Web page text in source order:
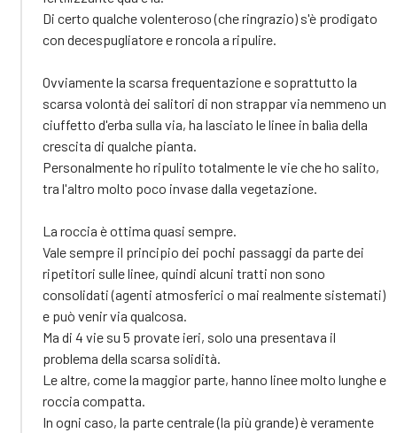
Di certo qualche volenteroso (che ringrazio) s'è prodigato
con decespugliatore e roncola a ripulire.
Ovviamente la scarsa frequentazione e soprattutto la
scarsa volontà dei salitori di non strappar via nemmeno un
ciuffetto d'erba sulla via, ha lasciato le linee in balìa della
crescita di qualche pianta.
Personalmente ho ripulito totalmente le vie che ho salito,
tra l'altro molto poco invase dalla vegetazione.
La roccia è ottima quasi sempre.
Vale sempre il principio dei pochi passaggi da parte dei
ripetitori sulle linee, quindi alcuni tratti non sono
consolidati (agenti atmosferici o mai realmente sistemati)
e può venir via qualcosa.
Ma di 4 vie su 5 provate ieri, solo una presentava il
problema della scarsa solidità.
Le altre, come la maggior parte, hanno linee molto lunghe e
roccia compatta.
In ogni caso, la parte centrale (la più grande) è veramente